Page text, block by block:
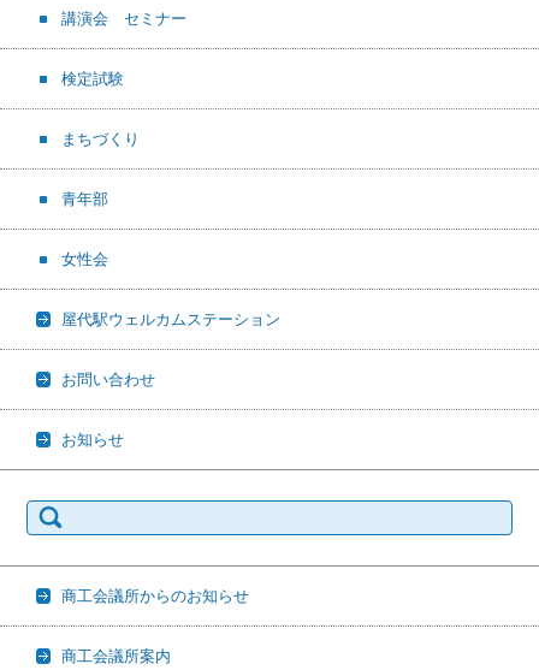
講演会 セミナー
検定試験
まちづくり
青年部
女性会
屋代駅ウェルカムステーション
お問い合わせ
お知らせ
索:
商工会議所からのお知らせ
商工会議所案内